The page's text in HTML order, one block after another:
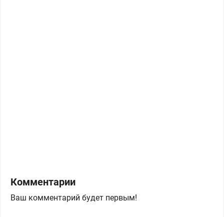
Комментарии
Ваш комментарий будет первым!